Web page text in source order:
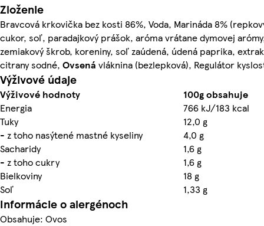
Zloženie
Bravcová krkovička bez kosti 86%, Voda, Marináda 8%
cukor, soľ, paradajkový prášok, aróma vrátane dymovej
zemiakový škrob, koreniny, soľ zaúdená, údená paprika,
citrany sodné, Ovsená vláknina (bezlepková), Regulátor
Výživové údaje
Výživové hodnoty
100g obsahuje
Energia
766 kJ/183 kcal
Tuky
12,0 g
- z toho nasýtené mastné kyseliny
4,0 g
Sacharidy
1,6 g
- z toho cukry
1,6 g
Bielkoviny
18 g
Soľ
1,33 g
Informácie o alergénoch
Obsahuje: Ovos